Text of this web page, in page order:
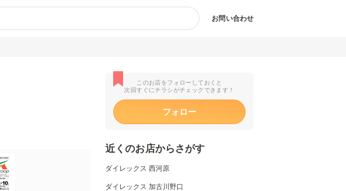
お問い合わせ
このお店をフォローしておくと
次回すぐにチラシがチェックできます！
フォロー
近くのお店からさがす
ダイレックス 西河原
ダイレックス 加古川野口